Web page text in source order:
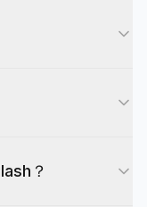
批量处理工
？